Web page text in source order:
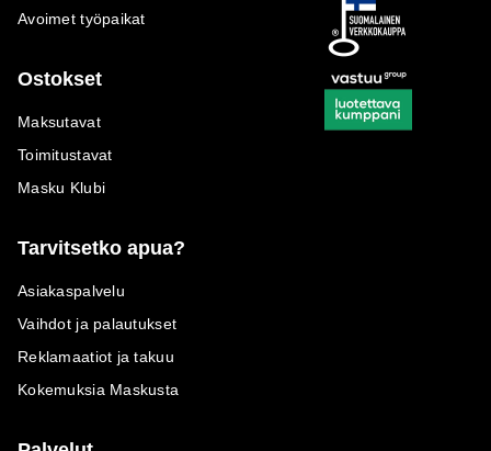
Avoimet työpaikat
Ostokset
Maksutavat
Toimitustavat
Masku Klubi
Tarvitsetko apua?
Asiakaspalvelu
Vaihdot ja palautukset
Reklamaatiot ja takuu
Kokemuksia Maskusta